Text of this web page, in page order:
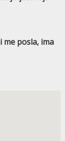
me posla, ima